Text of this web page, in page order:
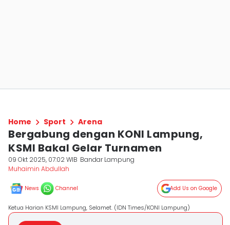
Home Sport Arena
Bergabung dengan KONI Lampung,
KSMI Bakal Gelar Turnamen
09 Okt 2025, 07:02 WIB Bandar Lampung
Muhaimin Abdullah
News Channel Add Us on Google
Ketua Harian KSMI Lampung, Selamet. (IDN Times/KONI Lampung)